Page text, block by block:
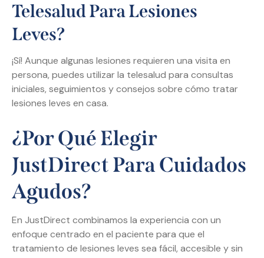
Telesalud Para Lesiones
Leves?
¡Sí! Aunque algunas lesiones requieren una visita en
persona, puedes utilizar la telesalud para consultas
iniciales, seguimientos y consejos sobre cómo tratar
lesiones leves en casa.
¿Por Qué Elegir
JustDirect Para Cuidados
Agudos?
En JustDirect combinamos la experiencia con un
enfoque centrado en el paciente para que el
tratamiento de lesiones leves sea fácil, accesible y sin